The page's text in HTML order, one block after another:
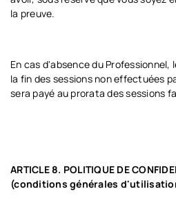
la preuve.
En cas d'absence du Professionnel,
la fin des sessions non effectuées
sera payé au prorata des sessions
ARTICLE 8. POLITIQUE DE
(conditions générales